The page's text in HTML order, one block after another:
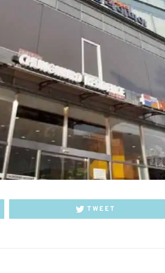
TWEET